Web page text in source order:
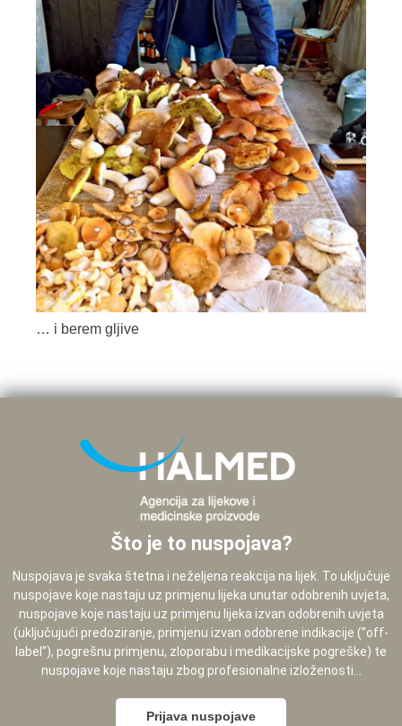
… i berem gljive
Što je to nuspojava?
Nuspojava je svaka štetna i neželjena reakcija na lijek. To uključuje
nuspojave koje nastaju uz primjenu lijeka unutar odobrenih uvjeta,
nuspojave koje nastaju uz primjenu lijeka izvan odobrenih uvjeta
(uključujući predoziranje, primjenu izvan odobrene indikacije (”off-
label”), pogrešnu primjenu, zloporabu i medikacijske pogreške) te
nuspojave koje nastaju zbog profesionalne izloženosti...
Prijava nuspojave